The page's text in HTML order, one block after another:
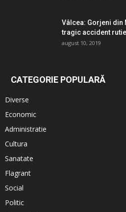
Vâlcea: Gorjeni
tragic accident
august 10, 2019
CATEGORIE POPULARĂ
Diverse
Economic
Administratie
Cultura
Sanatate
Flagrant
Social
Politic